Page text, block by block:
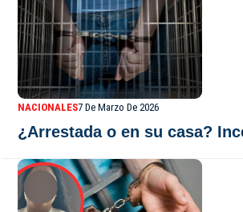
NACIONALES7 De Marzo De 2026
¿Arrestada o en su casa?